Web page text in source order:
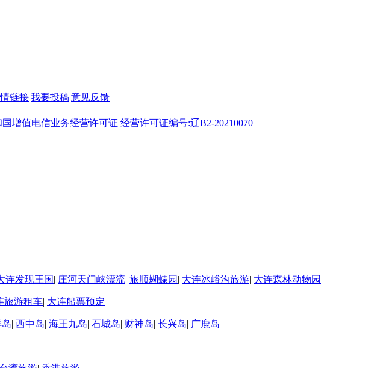
链接|我要投稿|意见反馈
增值电信业务经营许可证 经营许可证编号:辽B2-20210070
连发现王国| 庄河天门峡漂流| 旅顺蝴蝶园 | 大连冰峪沟旅游| 大连森林动物园
旅游租车| 大连船票预定
| 西中岛| 海王九岛| 石城岛| 财神岛| 长兴岛| 广鹿岛